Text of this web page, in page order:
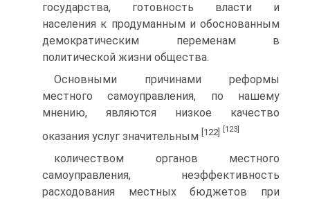
государства, готовность власти и
населения к продуманным и обоснованным
демократическим переменам в
политической жизни общества.
Основными причинами реформы
местного самоуправления, по нашему
мнению, являются низкое качество
оказания услуг значительным [122] [123]
количеством органов местного
самоуправления, неэффективность
расходования местных бюджетов при